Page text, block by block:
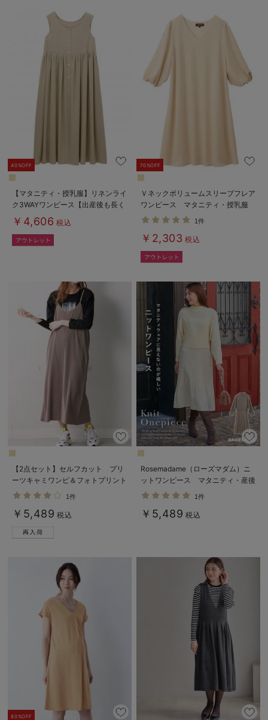
40%OFF
【マタニティ・授乳服】リネンライ
ク3WAYワンピース【出産後も長く
使える】
￥4,606 税込
70%OFF
Ｖネックボリュームスリーブフレア
ワンピース マタニティ・授乳服
【出産後も長く使える】
1件
￥2,303 税込
【2点セット】セルフカット プリ
ーツキャミワンピ＆フォトプリント
トップスセット マタニティ・授乳
服【出産後も長く使える】
1件
￥5,489 税込
Rosemadame（ローズマダム）ニ
ットワンピース マタニティ・産後
授乳服【出産後も長く使える】
1件
￥5,489 税込
80%OFF